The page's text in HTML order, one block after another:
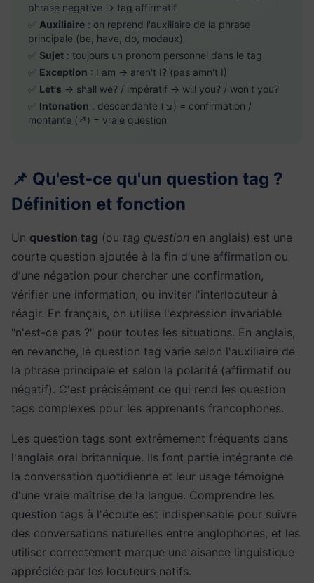
phrase négative → tag affirmatif
✅ Auxiliaire : on reprend l'auxiliaire de la phrase
principale (be, have, do, modaux)
✅ Sujet : toujours un pronom personnel dans le tag
✅ Exception : I am → aren't I? (pas amn't I)
✅ Let's → shall we? / impératif → will you? / won't you?
✅ Intonation : descendante (↘) = confirmation /
montante (↗) = vraie question
📌 Qu'est-ce qu'un question tag ?
Définition et fonction
Un question tag (ou tag question en anglais) est une
courte question ajoutée à la fin d'une affirmation ou
d'une négation pour chercher une confirmation,
vérifier une information, ou inviter l'interlocuteur à
réagir. En français, on utilise l'expression invariable
"n'est-ce pas ?" pour toutes les situations. En anglais,
en revanche, le question tag varie selon l'auxiliaire de
la phrase principale et selon la polarité (affirmatif ou
négatif). C'est précisément ce qui rend les question
tags complexes pour les apprenants francophones.
Les question tags sont extrêmement fréquents dans
l'anglais oral britannique. Ils font partie intégrante de
la conversation quotidienne et leur usage témoigne
d'une vraie maîtrise de la langue. Comprendre les
question tags à l'écoute est indispensable pour suivre
des conversations naturelles entre anglophones, et les
utiliser correctement marque une aisance linguistique
appréciée par les locuteurs natifs.